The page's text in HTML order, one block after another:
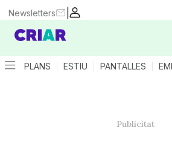
|
Newsletters
PLANS ESTIU PANTALLES